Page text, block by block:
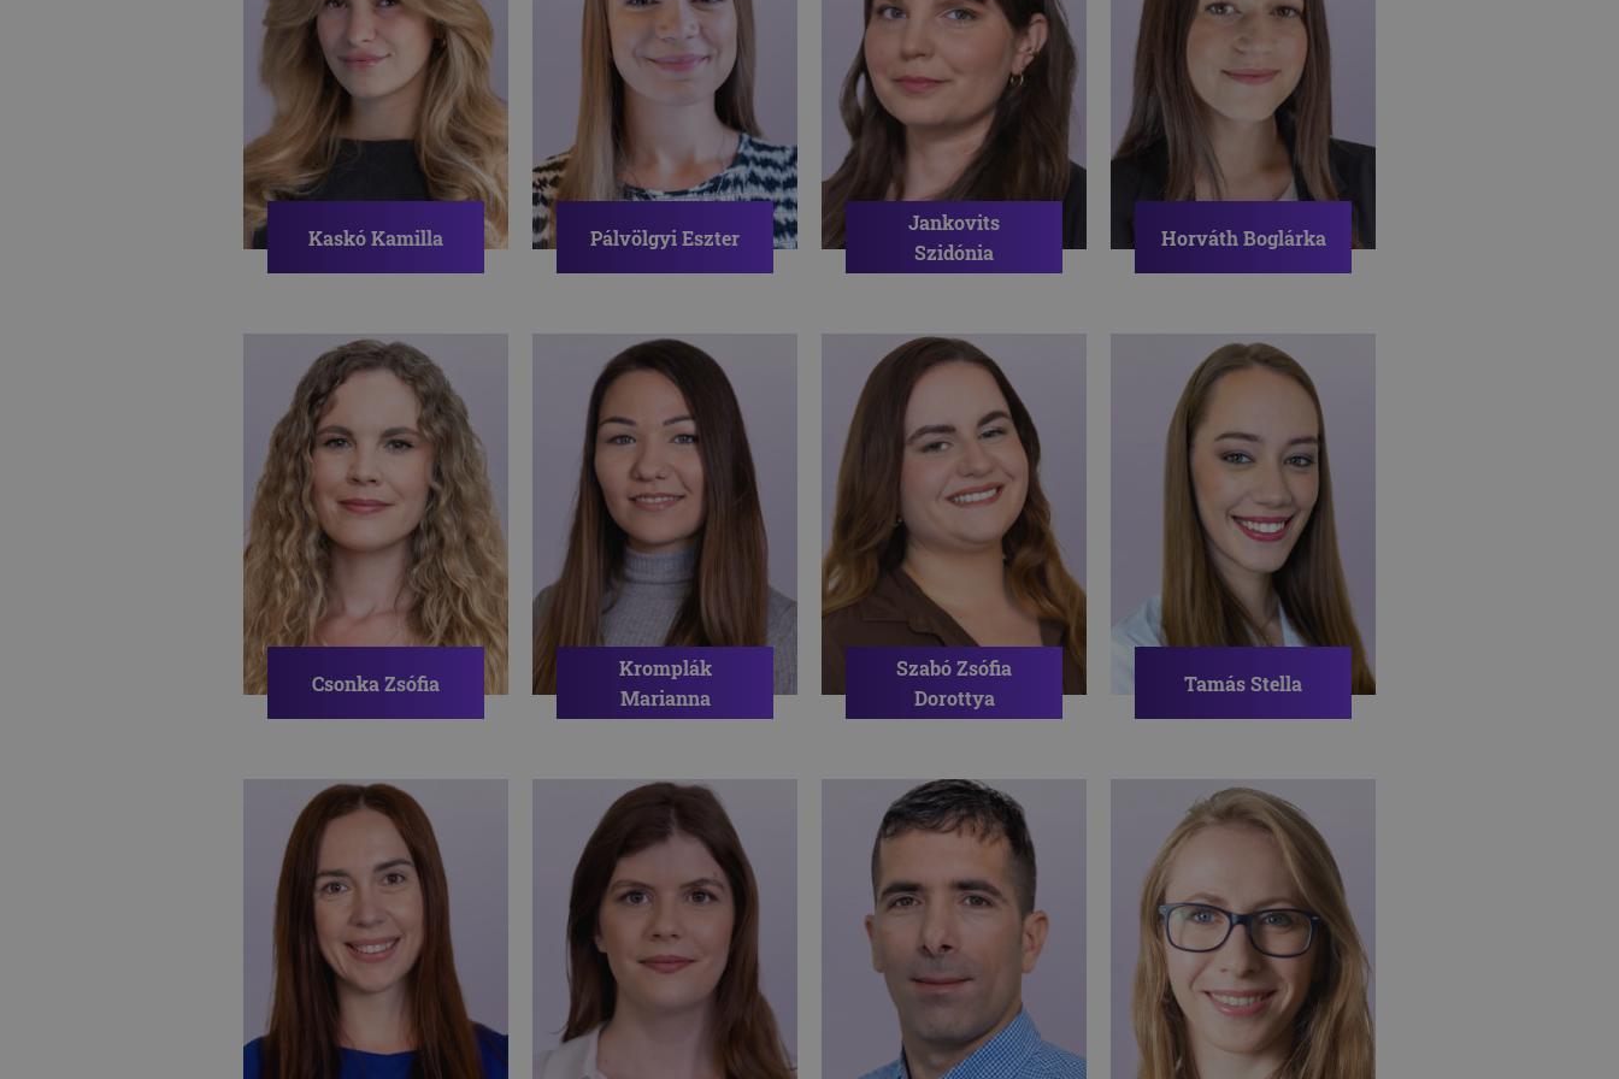
Kaskó Kamilla
PÁRKAPCSOLAT
IDENTITÁS
SZEXUALITÁS
Pálvölgyi Eszter
ÖNBIZALOM
MOTIVÁCIÓ
MUNKA-MAGÁNÉLET
EGYENSÚLY
Jankovits
Szidónia
SÉMÁK
BÁNTALMAZÓ KAPCSOLAT
Horváth Boglárka
NÁRCIZMUS
STRESSZ
MUNKA-MAGÁNÉLET
EGYENSÚLY
Csonka Zsófia
ÖNÉRTÉKELÉS
STRESSZKEZELÉS
ÖNISMERET
Kromplák
Marianna
MUNKAHELYI PROBLÉMA
PÁLYAVÁLASZTÁS
ÖNISMERET
Szabó Zsófia
Dorottya
KAPUNYITÁSI PÁNIK
PÁRKAPCSOLATOK
Tamás Stella
GYERMEKKOR
BULLYING
BEILLESZKEDÉS